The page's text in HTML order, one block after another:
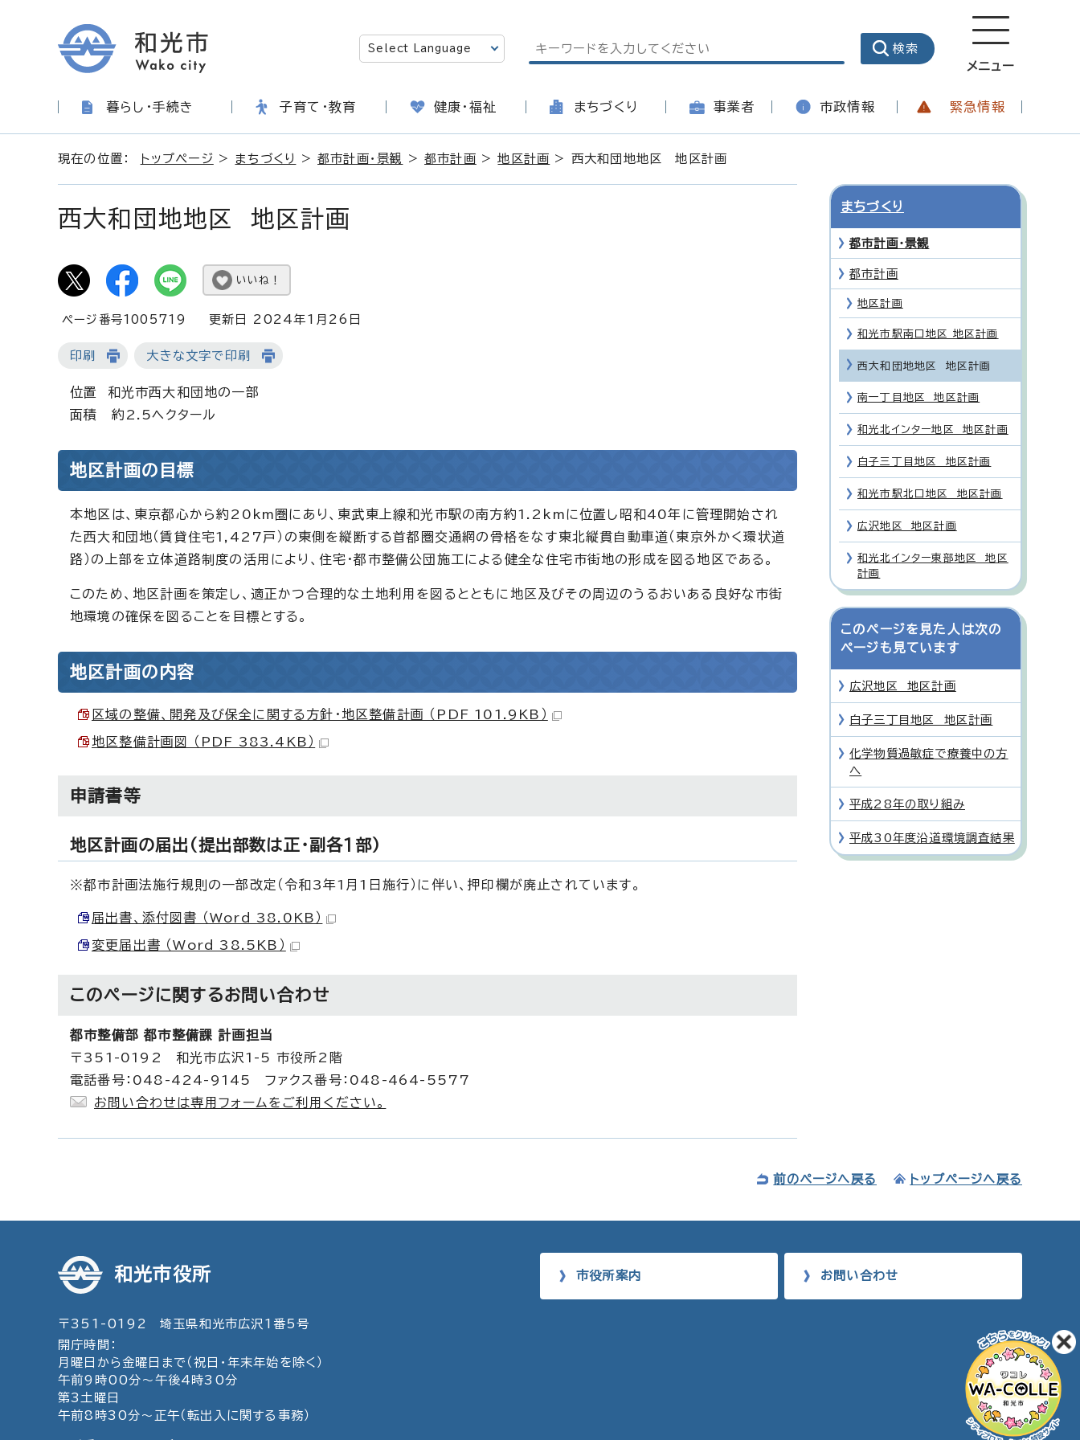
メニュー
暮らし・手続き 子育て・教育 健康・福祉 まちづくり 事業者 市政情報 緊急情報
現在の位置： トップページ > まちづくり >都市計画・景観 >都市計画 >地区計画 > 西大和団地地区 地区計画
西大和団地地区 地区計画
いいね！
ページ番号1005719 更新日 2024年1月26日
印刷 大きな文字で印刷
位置 和光市西大和団地の一部
面積 約2.5ヘクタール
地区計画の目標
本地区は、東京都心から約20km圏にあり、東武東上線和光市駅の南方約1.2kmに位置し昭和40年に管理開始され
た西大和団地（賃貸住宅1,427戸）の東側を縦断する首都圏交通網の骨格をなす東北縦貫自動車道（東京外かく環状道
路）の上部を立体道路制度の活用により、住宅・都市整備公団施工による健全な住宅市街地の形成を図る地区である。
このため、地区計画を策定し、適正かつ合理的な土地利用を図るとともに地区及びその周辺のうるおいある良好な市街
地環境の確保を図ることを目標とする。
地区計画の内容
区域の整備、開発及び保全に関する方針・地区整備計画 （PDF 101.9KB）
地区整備計画図 （PDF 383.4KB）
申請書等
地区計画の届出（提出部数は正・副各1部）
※都市計画法施行規則の一部改定（令和3年1月1日施行）に伴い、押印欄が廃止されています。
届出書、添付図書 （Word 38.0KB）
変更届出書 （Word 38.5KB）
このページに関するお問い合わせ
都市整備部 都市整備課 計画担当
〒351-0192 和光市広沢1-5 市役所2階
電話番号：048-424-9145 ファクス番号：048-464-5577
お問い合わせは専用フォームをご利用ください。
まちづくり
都市計画・景観
都市計画
地区計画
和光市駅南口地区 地区計画
西大和団地地区 地区計画
南一丁目地区 地区計画
和光北インター地区 地区計画
白子三丁目地区 地区計画
和光市駅北口地区 地区計画
広沢地区 地区計画
和光北インター東部地区 地区
計画
このページを見た人は次の
ページも見ています
広沢地区 地区計画
白子三丁目地区 地区計画
化学物質過敏症で療養中の方
へ
平成28年の取り組み
平成30年度沿道環境調査結果
前のページへ戻る トップページへ戻る
和光市役所
〒351-0192 埼玉県和光市広沢1番5号
開庁時間：
月曜日から金曜日まで（祝日・年末年始を除く）
午前9時00分～午後4時30分
第3土曜日
午前8時30分～正午（転出入に関する事務）
市役所案内 お問い合わせ